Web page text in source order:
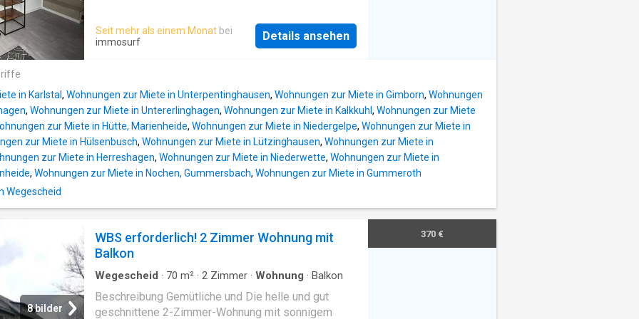
Supermärkten, Banken, Ärzten und Apotheken sowie
Kindergärten und Schulen. Es besteht eine gute
Oberbergischen Kreises im Regierungsbezirk Köln
und befin
Atmosphäre und einer großzügigen Dachterrasse –
ideal zum Entspannen und Genießen. Im
bietet eine ebenerdige Dusche und eine komfortable
Eckbadewanne – alles neu und hochwertig
ausgestattet. Die Küche ist modern eingerichtet mit
Geschirrspüler, Kühlschrank mit Gefrierfach,
Kapselkaffeemaschine und den wichtigsten
Kochutensilien. Ein erstes Set Bettwäsche und
gehört ein separater Zugang. Parkmöglichkeiten
erwartet Sie moderner Komfort, stilvolles Design
und ein Ort zum Ankommen und Wohlfühlen. Zentrale
Lage mit Nähe zu Gummersbach und vielen
Seit mehr als einem Monat bei
immosurf
Details ansehen
in Karlstal , Wohnungen zur Miete in Unterpentinghausen, Wohnungen zur Miete in Gimborn, Wohnungen
, Wohnungen zur Miete in Untererlinghagen, Wohnungen zur Miete in Kalkkuhl , Wohnungen zur Miete
zur Miete in Hütte, Marienheide, Wohnungen zur Miete in Niedergelpe, Wohnungen zur Miete in
zur Miete in Hülsenbusch, Wohnungen zur Miete in Lützinghausen, Wohnungen zur Miete in
zur Miete in Herreshagen, Wohnungen zur Miete in Niederwette, Wohnungen zur Miete in
, Wohnungen zur Miete in Nochen, Gummersbach, Wohnungen zur Miete in Gummeroth
Wegescheid
8 bilder
WBS erforderlich! 2 Zimmer Wohnung mit
Balkon
Wegescheid · 70 m² · 2 Zimmer · Wohnung · Balkon
Beschreibung Gemütliche und Die helle und gut
geschnittene 2-Zimmer-Wohnung mit sonnigem
370 €